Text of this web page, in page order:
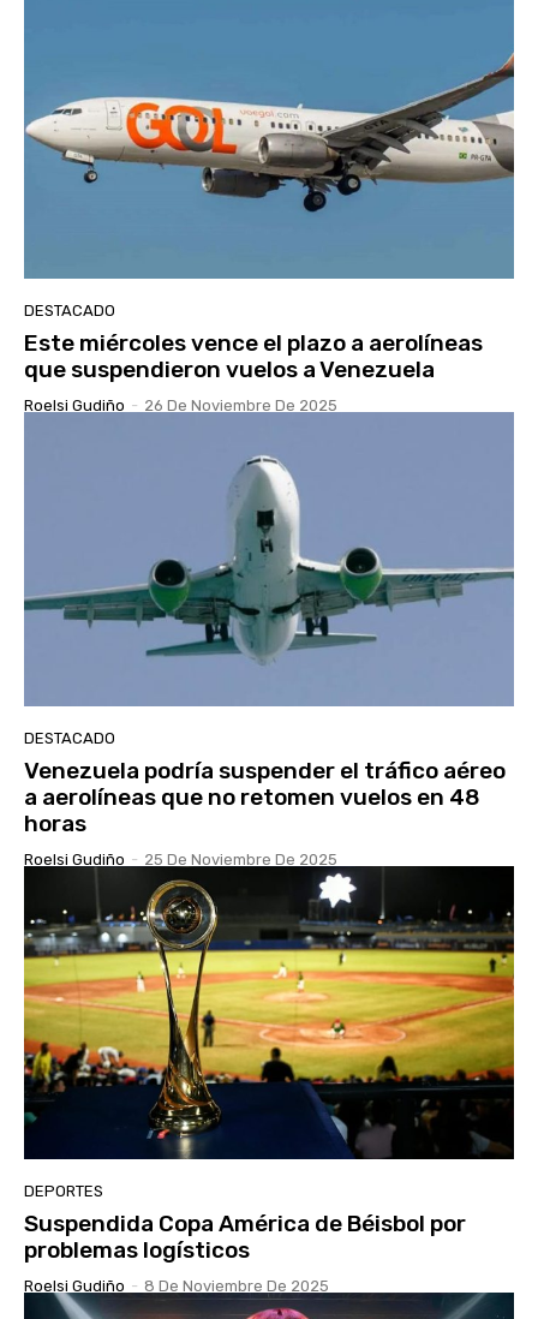
DESTACADO
Este miércoles vence el plazo a aerolíneas
que suspendieron vuelos a Venezuela
Roelsi Gudiño - 26 De Noviembre De 2025
DESTACADO
Venezuela podría suspender el tráfico aéreo
a aerolíneas que no retomen vuelos en 48
horas
Roelsi Gudiño - 25 De Noviembre De 2025
DEPORTES
Suspendida Copa América de Béisbol por
problemas logísticos
Roelsi Gudiño - 8 De Noviembre De 2025